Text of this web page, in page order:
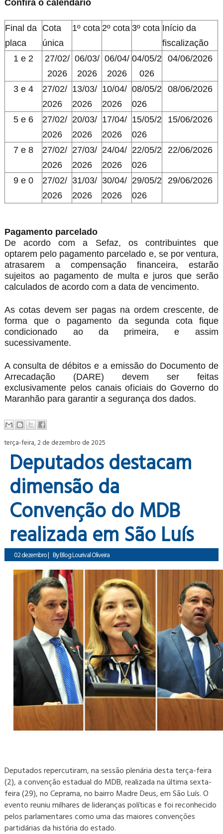
Confira o calendário
Final da
placa
Cota
única
1º cota 2º cota 3º cota Início da
fiscalização
1 e 2
27/02/
2026
06/03/
2026
06/04/
2026
04/05/2
026
04/06/2026
3 e 4
27/02/
2026
13/03/
2026
10/04/
2026
08/05/2
026
08/06/2026
5 e 6
27/02/
2026
20/03/
2026
17/04/
2026
15/05/2
026
15/06/2026
7 e 8
27/02/
2026
27/03/
2026
24/04/
2026
22/05/2
026
22/06/2026
9 e 0
27/02/
2026
31/03/
2026
30/04/
2026
29/05/2
026
29/06/2026
Pagamento parcelado
De acordo com a Sefaz, os contribuintes que
optarem pelo pagamento parcelado e, se por ventura,
atrasarem a compensação financeira, estarão
sujeitos ao pagamento de multa e juros que serão
calculados de acordo com a data de vencimento.
As cotas devem ser pagas na ordem crescente, de
forma que o pagamento da segunda cota fique
condicionado ao da primeira, e assim
sucessivamente.
A consulta de débitos e a emissão do Documento de
Arrecadação (DARE) devem ser feitas
exclusivamente pelos canais oficiais do Governo do
Maranhão para garantir a segurança dos dados.
terça-feira, 2 de dezembro de 2025
Deputados destacam
dimensão da
Convenção do MDB
realizada em São Luís
02 dezembro| ByBlog Lourival Oliveira
Deputados repercutiram, na sessão plenária desta terça-feira
(2), a convenção estadual do MDB, realizada na última sexta-
feira (29), no Ceprama, no bairro Madre Deus, em São Luís. O
evento reuniu milhares de lideranças políticas e foi reconhecido
pelos parlamentares como uma das maiores convenções
partidárias da história do estado.